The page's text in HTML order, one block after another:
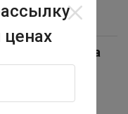
креплением на
ценах